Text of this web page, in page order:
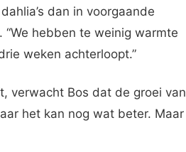
dan in voorgaande
“We hebben te weinig warmte
weken achterloopt.”
verwacht Bos dat de groei van
het kan nog wat beter. Maar